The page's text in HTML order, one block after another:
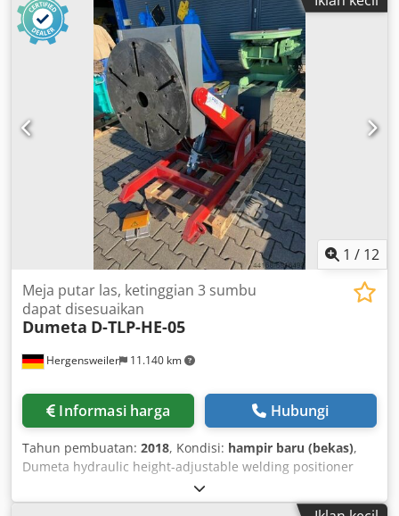
1 / 12
Hergensweiler 11.140 km
Meja putar las, ketinggian 3 sumbu
dapat disesuaikan
Dumeta D-TLP-HE-05
Informasi harga Hubungi
Tahun pembuatan: 2018, Kondisi: hampir baru (bekas),
Dumeta hydraulic height-adjustable welding positioner
500 kg load capacity, height-adjustable welding positioner
with through-hole, 100 - 200 mm Plate diameter: 700 mm